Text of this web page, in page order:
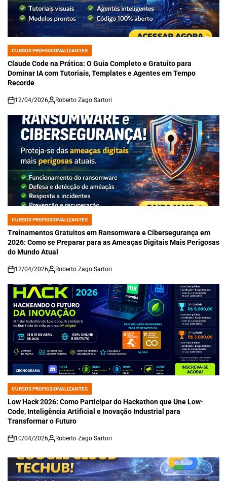
POSTED
IN
CURSOS PROFISSIONALIZANTES
Claude Code na Prática: O Guia Completo e Gratuito para
Dominar IA com Tutoriais, Templates e Agentes em Tempo
Recorde
on
12/04/2026 Roberto Zago Sartori
POSTED
IN
CURSOS PROFISSIONALIZANTES
Treinamentos Gratuitos em Ransomware e Cibersegurança em
2026: Como se Preparar para as Ameaças Digitais Mais Perigosas
do Mundo Atual
on
12/04/2026 Roberto Zago Sartori
POSTED
IN
CURSOS PROFISSIONALIZANTES
Low Hack 2026: Como Participar do Hackathon que Une Low-
Code, Inteligência Artificial e Inovação Industrial para
Transformar o Futuro
on
10/04/2026 Roberto Zago Sartori